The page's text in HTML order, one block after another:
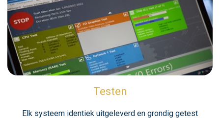
Testen
Elk systeem identiek uitgeleverd en grondig getest